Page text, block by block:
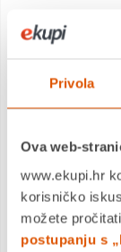
Privola
Ova web-
www.ekupi.hr
korisničko
možete
postupanju s